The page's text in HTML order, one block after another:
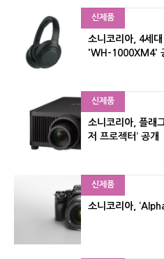
신제품
소니코리아, 4세
'WH-1000XM4'
신제품
소니코리아, 플래
저 프로젝터’ 공개
신제품
소니코리아,